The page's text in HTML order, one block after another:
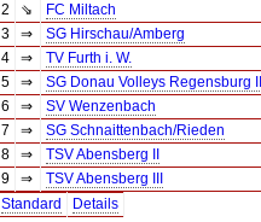
2
⇘
FC Miltach
3
⇒
SG Hirschau/Amberg
4
⇒
TV Furth i. W.
5
⇒
SG Donau Volleys Regensburg II
6
⇒
SV Wenzenbach
7
⇒
SG Schnaittenbach/Rieden
8
⇒
TSV Abensberg II
9
⇒
TSV Abensberg III
Standard
Details